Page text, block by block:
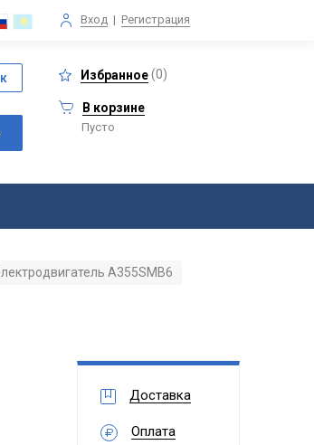
Вход | Регистрация
Избранное(0)
В корзине
Пусто
А355SМВ6
Доставка
Оплата